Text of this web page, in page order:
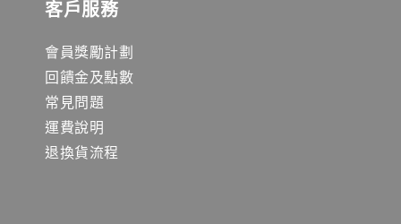
客戶服務
會員獎勵計劃
回饋金及點數
常見問題
運費說明
退換貨流程